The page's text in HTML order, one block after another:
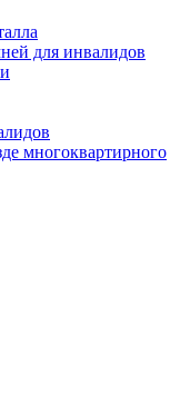
для инвалидов
многоквартирного